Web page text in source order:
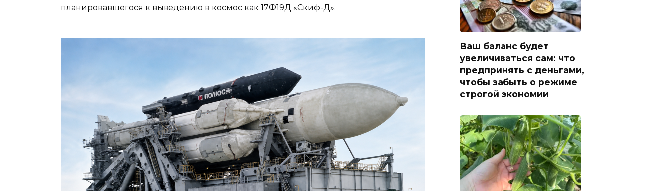
планировавшегося к выведению в космос как 17Ф19Д «Скиф-Д».
Ваш баланс будет
увеличиваться сам: что
предпринять с деньгами,
чтобы забыть о режиме
строгой экономии